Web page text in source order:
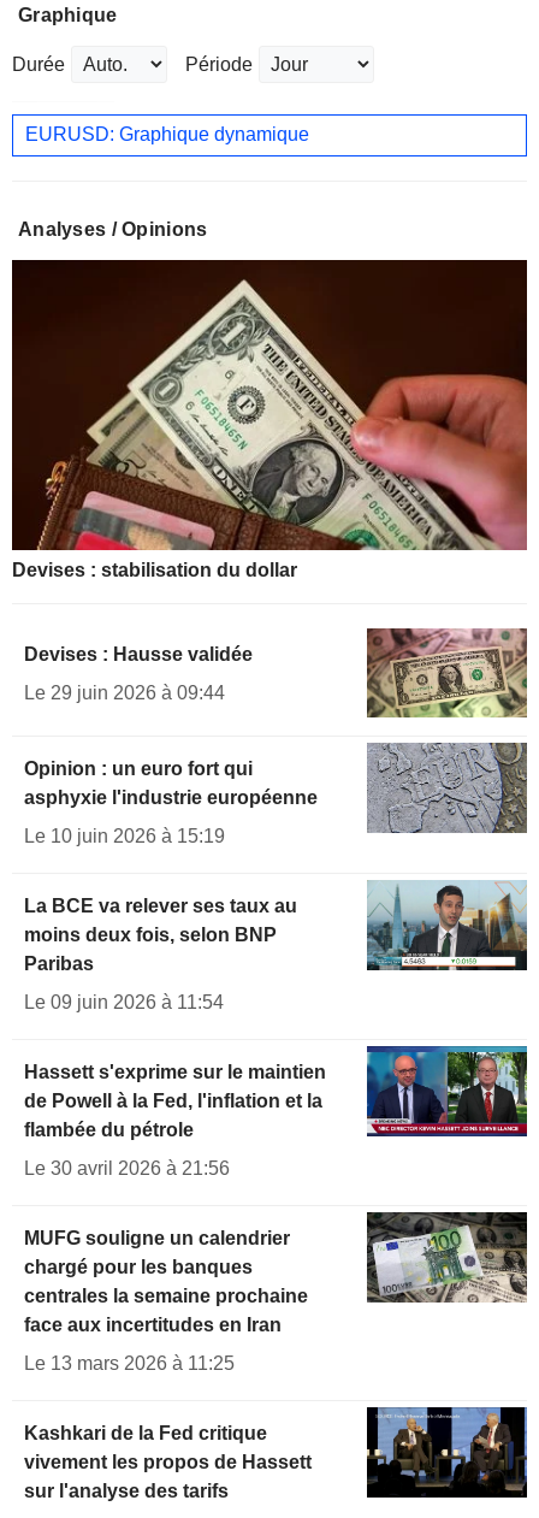
Graphique
Durée Période
EURUSD: Graphique dynamique
Analyses / Opinions
Devises : stabilisation du dollar
Devises : Hausse validée
Le 29 juin 2026 à 09:44
Opinion : un euro fort qui
asphyxie l'industrie européenne
Le 10 juin 2026 à 15:19
La BCE va relever ses taux au
moins deux fois, selon BNP
Paribas
Le 09 juin 2026 à 11:54
Hassett s'exprime sur le maintien
de Powell à la Fed, l'inflation et la
flambée du pétrole
Le 30 avril 2026 à 21:56
MUFG souligne un calendrier
chargé pour les banques
centrales la semaine prochaine
face aux incertitudes en Iran
Le 13 mars 2026 à 11:25
Kashkari de la Fed critique
vivement les propos de Hassett
sur l'analyse des tarifs